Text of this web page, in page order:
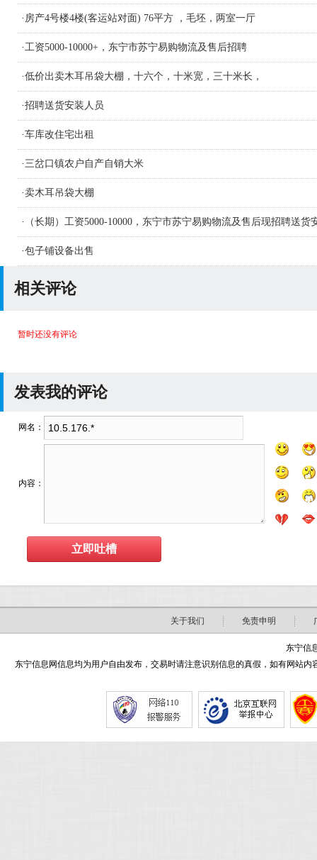
· 房产4号楼4楼(客运站对面) 76平方 ，毛坯，两室一厅
·工资5000-10000+，东宁市苏宁易购物流及售后招聘
·低价出卖木耳吊袋大棚，十六个，十米宽，三十米长，
·招聘送货安装人员
·车库改住宅出租
·三岔口镇农户自产自销大米
·卖木耳吊袋大棚
·
（长期）工资5000-10000，东宁市苏宁易购物流及售后现招聘送货
人员及学徒若干名
·包子铺设备出售
相关评论
暂时还没有评论
发表我的评论
网名：
内容：
关于我们 免责申明
东宁信
东宁信息网信息均为用户自由发布，交易时请注意识别信息的真假，如有网站内